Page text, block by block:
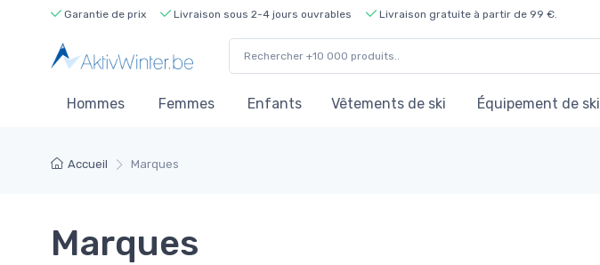
Garantie de prix Livraison sous 2-4 jours ouvrables Livraison gratuite à partir de 99 €.
Hommes Femmes Enfants Vêtements de ski Équipement de ski
Accueil Marques
Marques